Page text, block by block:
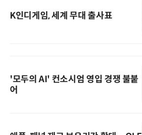
K인디게임, 세계 무대 출사표
'모두의 AI' 컨소시엄 영입 경쟁 불붙
어